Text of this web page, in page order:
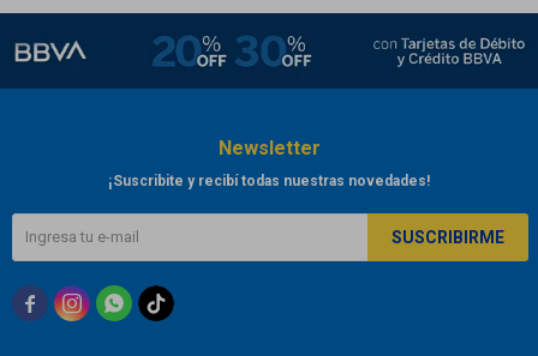
Newsletter
¡Suscribite y recibí todas nuestras novedades!
SUSCRIBIRME
  